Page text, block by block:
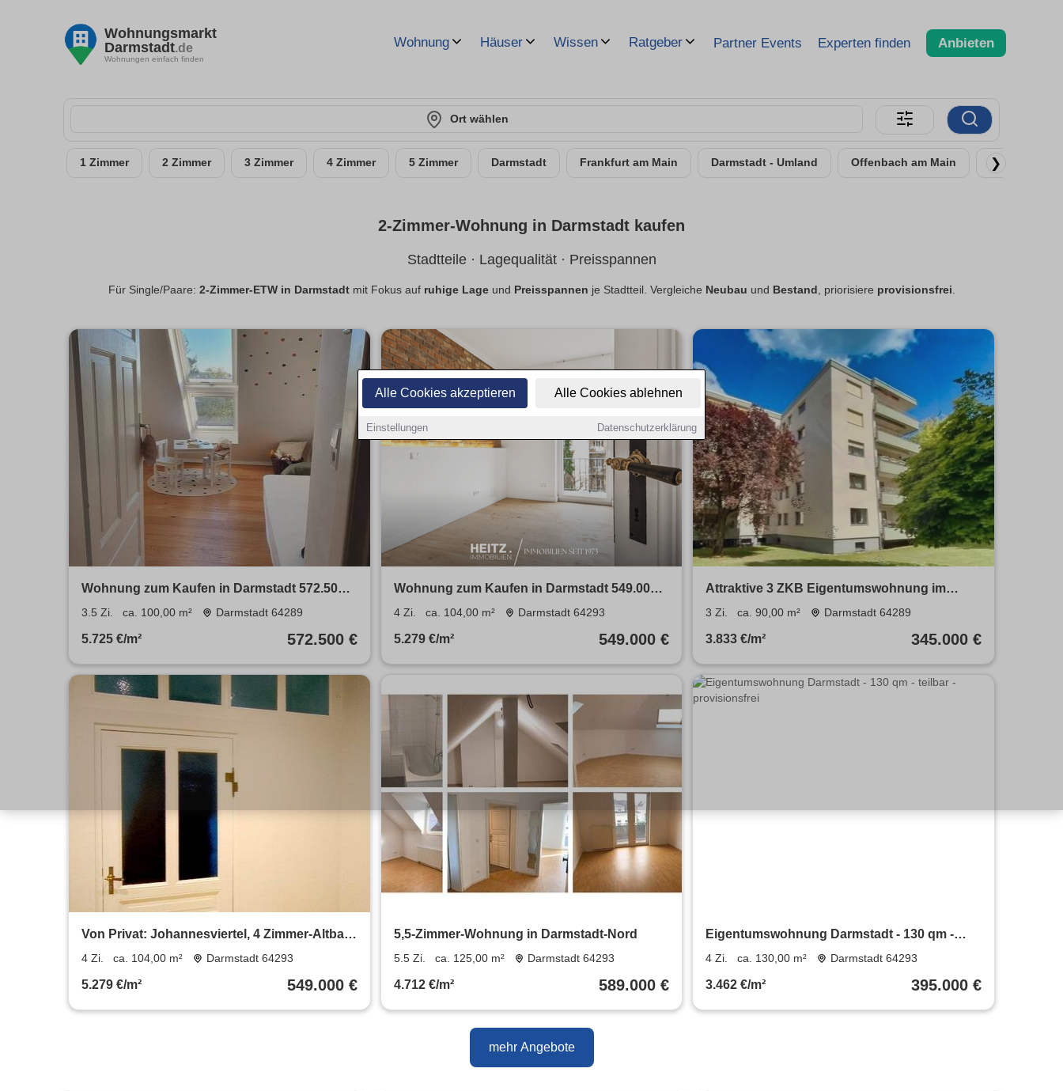
Alle Cookies akzeptieren Alle Cookies ablehnen
Einstellungen Datenschutzerklärung
Wohnungsmarkt
Darmstadt.de
Wohnungen einfach finden
Wohnung Häuser Wissen Ratgeber Partner Events Experten finden Anbieten
Ort wählen
1 Zimmer 2 Zimmer 3 Zimmer 4 Zimmer 5 Zimmer Darmstadt Frankfurt am Main Darmstadt - Umland Offenbach am Main Rüsselsheim
❯
2-Zimmer-Wohnung in Darmstadt kaufen
Stadtteile · Lagequalität · Preisspannen
Für Single/Paare: 2-Zimmer-ETW in Darmstadtmit Fokus auf ruhige Lageund Preisspannen je Stadtteil. Vergleiche Neubau und Bestand , priorisiere provisionsfrei.
Wohnung zum Kaufen in Darmstadt 572.500 €
100 m²
3.5 Zi. ca. 100,00 m² Darmstadt 64289
5.725 €/m² 572.500 €
Wohnung zum Kaufen in Darmstadt 549.000 €
104 m²
4 Zi. ca. 104,00 m² Darmstadt 64293
5.279 €/m² 549.000 €
Attraktive 3 ZKB Eigentumswohnung im
begehrten Komponistenviertel
3 Zi. ca. 90,00 m² Darmstadt 64289
3.833 €/m² 345.000 €
Von Privat: Johannesviertel, 4 Zimmer-Altbau,
2 Bäder, Balkon
4 Zi. ca. 104,00 m² Darmstadt 64293
5.279 €/m² 549.000 €
5,5-Zimmer-Wohnung in Darmstadt-Nord
5.5 Zi. ca. 125,00 m² Darmstadt 64293
4.712 €/m² 589.000 €
Eigentumswohnung Darmstadt - 130 qm -
teilbar - provisionsfrei
4 Zi. ca. 130,00 m² Darmstadt 64293
3.462 €/m² 395.000 €
mehr Angebote